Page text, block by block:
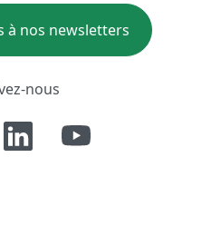
à nos newsletters
nous